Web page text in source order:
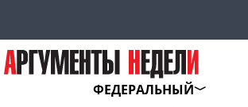
ФЕДЕРАЛЬНЫЙ